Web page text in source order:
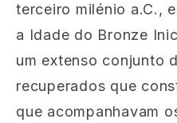
terceiro milénio a.C.,
a Idade do Bronze
um extenso conjunto
recuperados que
que acompanhavam